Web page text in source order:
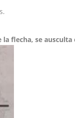
flecha, se ausculta